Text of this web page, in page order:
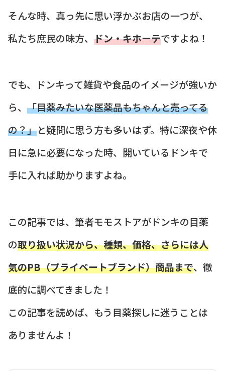
そんな時、真っ先に思い浮かぶお店の一つが、
私たち庶民の味方、 ドン・キホーテですよね！
でも、ドンキって雑貨や食品のイメージが強いか
ら、 「目薬みたいな医薬品もちゃんと売ってる
の？」と疑問に思う方も多いはず。特に深夜や休
日に急に必要になった時、開いているドンキで
手に入れば助かりますよね。
この記事では、筆者モモストアがドンキの目薬
の取り扱い状況から、種類、価格、さらには人
気のPB（プライベートブランド）商品まで、徹
底的に調べてきました！
この記事を読めば、もう目薬探しに迷うことは
ありませんよ！